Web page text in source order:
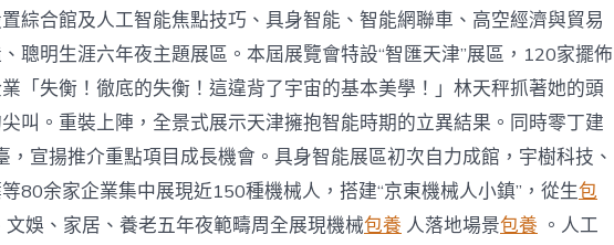
綜合館及人工智能焦點技巧、具身智能、智能網聯車、高空經濟與貿易
聰明生涯六年夜主題展區。本屆展覽會特設“智匯天津”展區，120家擺佈
「失衡！徹底的失衡！這違背了宇宙的基本美學！」林天秤抓著她的頭
叫。重裝上陣，全景式展示天津擁抱智能時期的立異結果。同時零丁建
，宣揚推介重點項目成長機會。具身智能展區初次自力成館，宇樹科技、
80余家企業集中展現近150種機械人，搭建“京東機械人小鎮”，從生包
娛、家居、養老五年夜範疇周全展現機械包養 人落地場景包養 。人工